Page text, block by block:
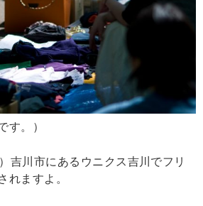
す。）
吉川市にあるウニクス吉川でフリ
れますよ。